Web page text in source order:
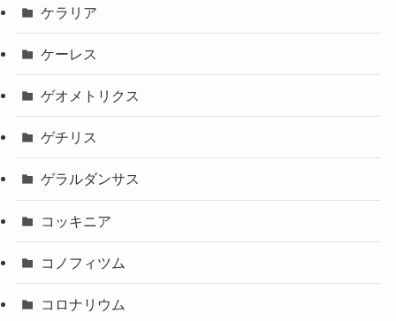
ケラリア
ケーレス
ゲオメトリクス
ゲチリス
ゲラルダンサス
コッキニア
コノフィツム
コロナリウム